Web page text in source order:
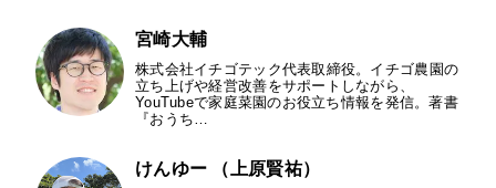
宮崎大輔
株式会社イチゴテック代表取締役。イチゴ農園の
立ち上げや経営改善をサポートしながら、
YouTubeで家庭菜園のお役立ち情報を発信。著書
『おうち…
けんゆー （上原賢祐）